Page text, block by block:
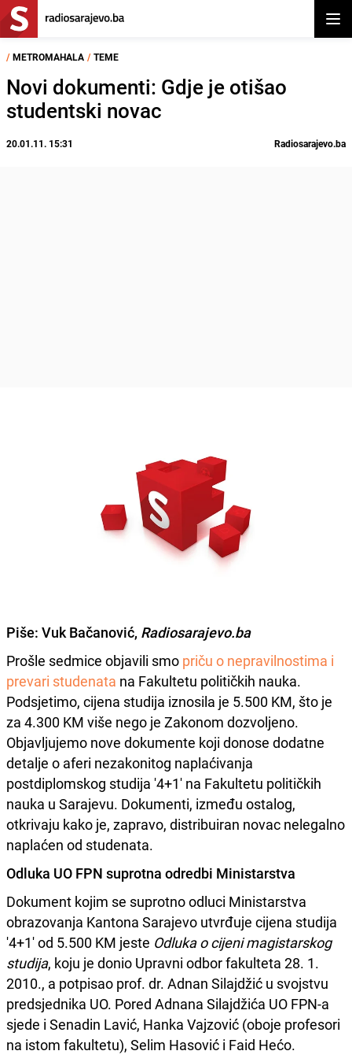
/ METROMAHALA / TEME
Novi dokumenti: Gdje je otišao
studentski novac
20.01.11. 15:31 Radiosarajevo.ba
Piše: Vuk Bačanović, Radiosarajevo.ba
Prošle sedmice objavili smo priču o nepravilnostima i
prevari studenata na Fakultetu političkih nauka.
Podsjetimo, cijena studija iznosila je 5.500 KM, što je
za 4.300 KM više nego je Zakonom dozvoljeno.
Objavljujemo nove dokumente koji donose dodatne
detalje o aferi nezakonitog naplaćivanja
postdiplomskog studija '4+1' na Fakultetu političkih
nauka u Sarajevu. Dokumenti, između ostalog,
otkrivaju kako je, zapravo, distribuiran novac nelegalno
naplaćen od studenata.
Odluka UO FPN suprotna odredbi Ministarstva
Dokument kojim se suprotno odluci Ministarstva
obrazovanja Kantona Sarajevo utvrđuje cijena studija
'4+1' od 5.500 KM jeste Odluka o cijeni magistarskog
studija, koju je donio Upravni odbor fakulteta 28. 1.
2010., a potpisao prof. dr. Adnan Silajdžić u svojstvu
predsjednika UO. Pored Adnana Silajdžića UO FPN-a
sjede i Senadin Lavić, Hanka Vajzović (oboje profesori
na istom fakultetu), Selim Hasović i Faid Hećo.